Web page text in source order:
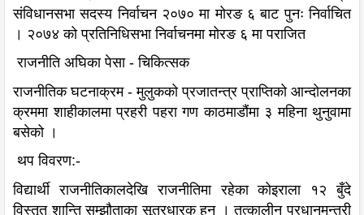
संविधानसभा सदस्य निर्वाचन २०७० मा मोरङ ६ बाट पुनः निर्वाचित
। २०७४ को प्रतिनिधिसभा निर्वाचनमा मोरङ ६ मा पराजित
राजनीति अघिका पेसा - चिकित्सक
राजनीतिक घटनाक्रम - मुलुकको प्रजातन्त्र प्राप्तिको आन्दोलनका
क्रममा शाहीकालमा प्रहरी पहरा गण काठमाडौंमा ३ महिना थुनुवामा
बसेको ।
थप विवरण:-
विद्यार्थी राजनीतिकालदेखि राजनीतिमा रहेका कोइराला १२ बुँदे
विस्तृत शान्ति सम्झौताका सूत्रधारक हुन् । तत्कालीन प्रधानमन्त्री